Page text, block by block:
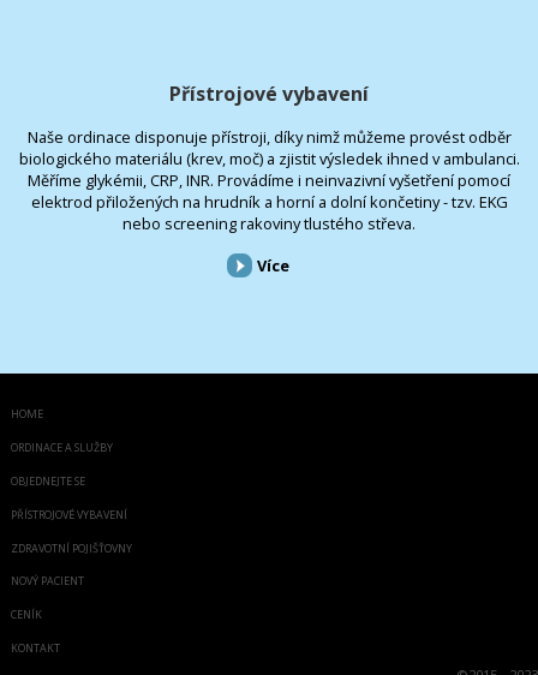
Přístrojové vybavení
Naše ordinace disponuje přístroji, díky nimž můžeme provést odběr
biologického materiálu (krev, moč) a zjistit výsledek ihned v ambulanci.
Měříme glykémii, CRP, INR. Provádíme i neinvazivní vyšetření pomocí
elektrod přiložených na hrudník a horní a dolní končetiny - tzv. EKG
nebo screening rakoviny tlustého střeva.
Více
HOME
ORDINACE A SLUŽBY
OBJEDNEJTE SE
PŘÍSTROJOVÉ VYBAVENÍ
ZDRAVOTNÍ POJIŠŤOVNY
NOVÝ PACIENT
CENÍK
KONTAKT